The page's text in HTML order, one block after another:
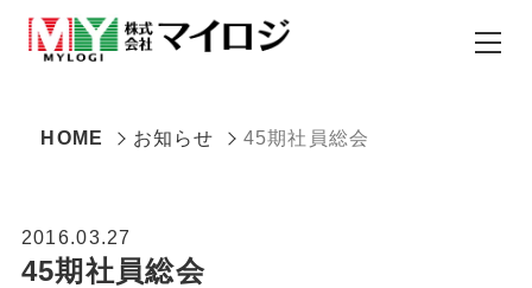
HOME お知らせ 45期社員総会
2016.03.27
45期社員総会